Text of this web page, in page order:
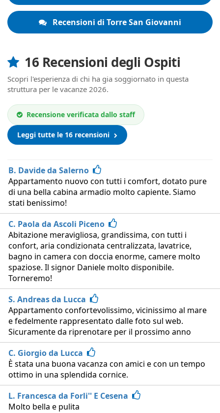
Recensioni di Torre San Giovanni
16 Recensioni degli Ospiti
Scopri l'esperienza di chi ha gia soggiornato in questa
struttura per le vacanze 2026.
Recensione verificata dallo staff
Leggi tutte le 16 recensioni
B. Davide da Salerno
Appartamento nuovo con tutti i comfort, dotato pure
di una bella cabina armadio molto capiente. Siamo
stati benissimo!
C. Paola da Ascoli Piceno
Abitazione meravigliosa, grandissima, con tutti i
confort, aria condizionata centralizzata, lavatrice,
bagno in camera con doccia enorme, camere molto
spaziose. Il signor Daniele molto disponibile.
Torneremo!
S. Andreas da Lucca
Appartamento confortevolissimo, vicinissimo al mare
e fedelmente rappresentato dalle foto sul web.
Sicuramente da riprenotare per il prossimo anno
C. Giorgio da Lucca
È stata una buona vacanza con amici e con un tempo
ottimo in una splendida cornice.
L. Francesca da Forli'' E Cesena
Molto bella e pulita